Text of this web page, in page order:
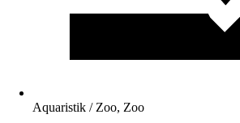
Aquaristik / Zoo, Zoo